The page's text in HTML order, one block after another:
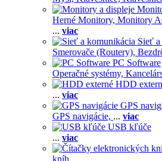
Herné Monitory, Monitory
... viac
Sieť
Smerovače (Routery),
PC Software
Operačné systémy,
HDD
... viac
GPS
GPS navigácie, ... viac
USB kľúče
... viac
kníh